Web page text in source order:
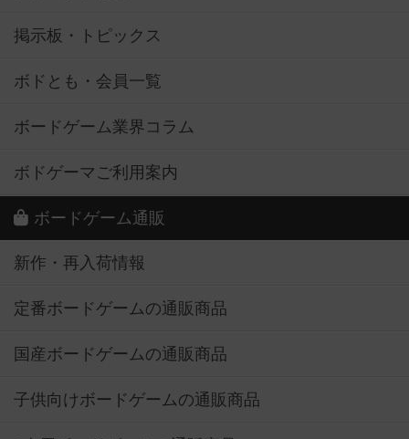
掲示板・トピックス
ボドとも・会員一覧
ボードゲーム業界コラム
ボドゲーマご利用案内
ボードゲーム通販
新作・再入荷情報
定番ボードゲームの通販商品
国産ボードゲームの通販商品
子供向けボードゲームの通販商品